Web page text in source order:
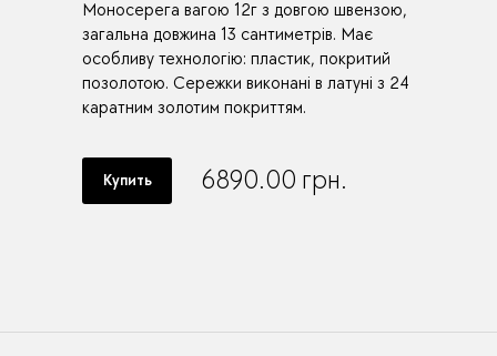
Моносерега вагою 12г з довгою швензою,
загальна довжина 13 сантиметрів. Має
особливу технологію: пластик, покритий
позолотою. Сережки виконані в латуні з 24
каратним золотим покриттям.
Купить 6890.00 грн.